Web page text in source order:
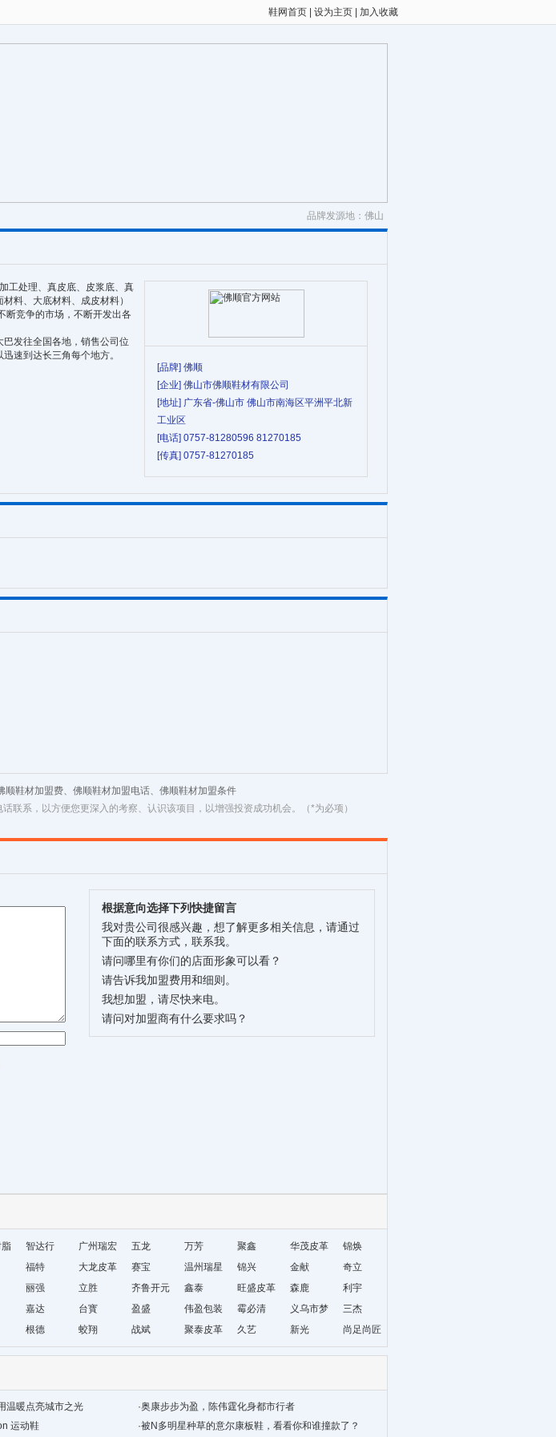
鞋网首页 设为主页 加入收藏
品牌发源地：佛山
[品牌] 佛顺
[企业] 佛山市佛顺鞋材有限公司
[地址] 广东省-佛山市 佛山市南海区平洲平北新
工业区
[电话] 0757-81280596 81270185
[传真] 0757-81270185
工处理、真皮底、皮浆底、真
料、大底材料、成皮材料）
断竞争的市场，不断开发出各
发往全国各地，销售公司位
速到达长三角每个地方。
鞋材加盟费、佛顺鞋材加盟电话、佛顺鞋材加盟条件
联系，以方便您更深入的考察、认识该项目，以增强投资成功机会。（*为必项）
根据意向选择下列快捷留言
我对贵公司很感兴趣，想了解更多相关信息，请通过
下面的联系方式，联系我。
请问哪里有你们的店面形象可以看？
请告诉我加盟费用和细则。
我想加盟，请尽快来电。
请问对加盟商有什么要求吗？
智达行
广州瑞宏
鞋材
五龙 万芳 聚鑫 华茂皮革
锦焕
福特 大龙皮革 赛宝
温州瑞星
鞋材编织
厂
锦兴 金献
奇立
丽强 立胜 齐鲁开元 鑫泰 旺盛皮革 森鹿
利宇
嘉达 台寳 盈盛 伟盈包装 霉必清
义乌市梦
妮饰品厂
三杰
根德 蛟翔 战斌 聚泰皮革 久艺 新光 尚足尚匠
温暖点亮城市之光 ·奥康步步为盈，陈伟霆化身都市行者
运动鞋 ·被N多明星种草的意尔康板鞋，看看你和谁撞款了？